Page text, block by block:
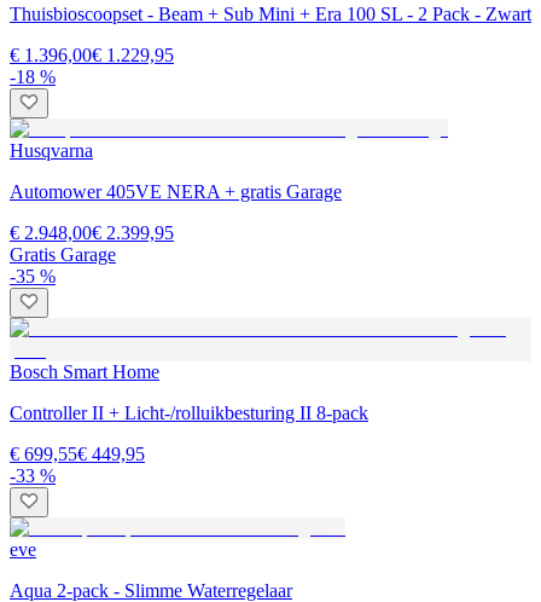
Thuisbioscoopset - Beam + Sub Mini + Era 100 SL - 2 Pack - Zwart
€ 1.396,00€ 1.229,95
-18 %
Husqvarna
Automower 405VE NERA + gratis Garage
€ 2.948,00€ 2.399,95
Gratis Garage
-35 %
Bosch Smart Home
Controller II + Licht-/rolluikbesturing II 8-pack
€ 699,55€ 449,95
-33 %
eve
Aqua 2-pack - Slimme Waterregelaar